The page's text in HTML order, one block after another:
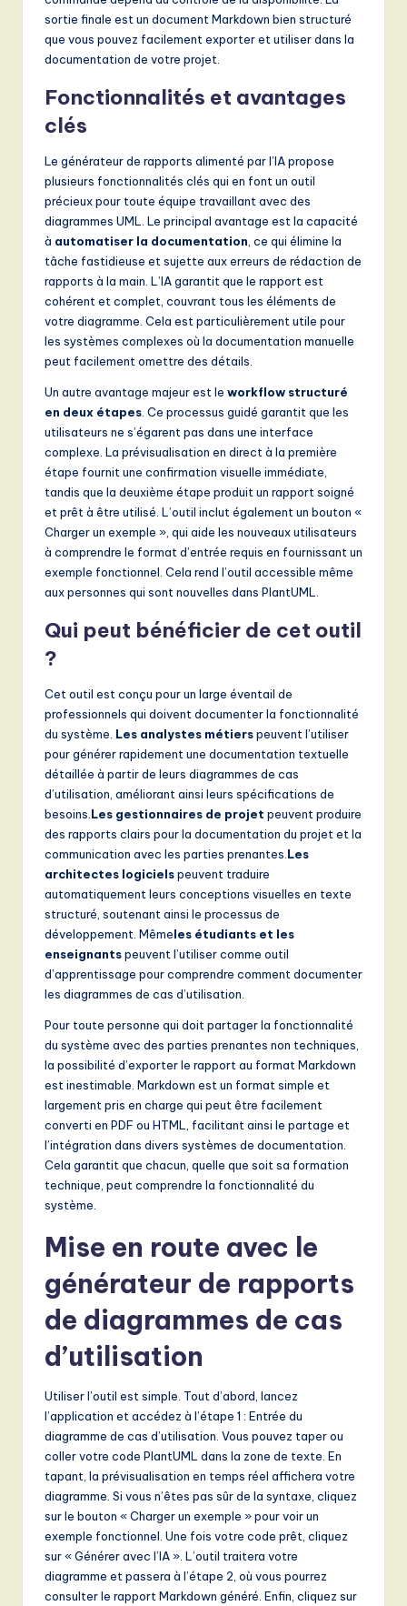
sortie finale est un document Markdown bien structuré
que vous pouvez facilement exporter et utiliser dans la
documentation de votre projet.
Fonctionnalités et avantages
clés
Le générateur de rapports alimenté par l’IA propose
plusieurs fonctionnalités clés qui en font un outil
précieux pour toute équipe travaillant avec des
diagrammes UML. Le principal avantage est la capacité
à automatiser la documentation , ce qui élimine la
tâche fastidieuse et sujette aux erreurs de rédaction de
rapports à la main. L’IA garantit que le rapport est
cohérent et complet, couvrant tous les éléments de
votre diagramme. Cela est particulièrement utile pour
les systèmes complexes où la documentation manuelle
peut facilement omettre des détails.
Un autre avantage majeur est le workflow structuré
en deux étapes . Ce processus guidé garantit que les
utilisateurs ne s’égarent pas dans une interface
complexe. La prévisualisation en direct à la première
étape fournit une confirmation visuelle immédiate,
tandis que la deuxième étape produit un rapport soigné
et prêt à être utilisé. L’outil inclut également un bouton «
Charger un exemple », qui aide les nouveaux utilisateurs
à comprendre le format d’entrée requis en fournissant un
exemple fonctionnel. Cela rend l’outil accessible même
aux personnes qui sont nouvelles dans PlantUML.
Qui peut bénéficier de cet outil
?
Cet outil est conçu pour un large éventail de
professionnels qui doivent documenter la fonctionnalité
du système. Les analystes métierspeuvent l’utiliser
pour générer rapidement une documentation textuelle
détaillée à partir de leurs diagrammes de cas
d’utilisation, améliorant ainsi leurs spécifications de
besoins. Les gestionnaires de projet peuvent produire
des rapports clairs pour la documentation du projet et la
communication avec les parties prenantes. Les
architectes logicielspeuvent traduire
automatiquement leurs conceptions visuelles en texte
structuré, soutenant ainsi le processus de
développement. Mêmeles étudiants et les
enseignantspeuvent l’utiliser comme outil
d’apprentissage pour comprendre comment documenter
les diagrammes de cas d’utilisation.
Pour toute personne qui doit partager la fonctionnalité
du système avec des parties prenantes non techniques,
la possibilité d’exporter le rapport au format Markdown
est inestimable. Markdown est un format simple et
largement pris en charge qui peut être facilement
converti en PDF ou HTML, facilitant ainsi le partage et
l’intégration dans divers systèmes de documentation.
Cela garantit que chacun, quelle que soit sa formation
technique, peut comprendre la fonctionnalité du
système.
Mise en route avec le
générateur de rapports
de diagrammes de cas
d’utilisation
Utiliser l’outil est simple. Tout d’abord, lancez
l’application et accédez à l’étape 1 : Entrée du
diagramme de cas d’utilisation. Vous pouvez taper ou
coller votre code PlantUML dans la zone de texte. En
tapant, la prévisualisation en temps réel affichera votre
diagramme. Si vous n’êtes pas sûr de la syntaxe, cliquez
sur le bouton « Charger un exemple » pour voir un
exemple fonctionnel. Une fois votre code prêt, cliquez
sur « Générer avec l’IA ». L’outil traitera votre
diagramme et passera à l’étape 2, où vous pourrez
consulter le rapport Markdown généré. Enfin, cliquez sur